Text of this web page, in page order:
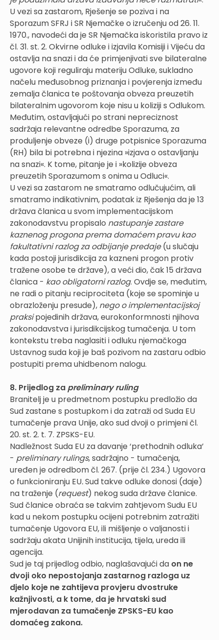
U vezi sa zastarom, Rješenje se poziva i na
Sporazum SFRJ i SR Njemačke o izručenju od 26. 11.
1970., navodeći da je SR Njemačka iskoristila pravo iz
čl. 31. st. 2. Okvirne odluke i izjavila Komisiji i Vijeću da
ostavlja na snazi i da će primjenjivati sve bilateralne
ugovore koji reguliraju materiju Odluke, sukladno
načelu međusobnog priznanja i povjerenja između
zemalja članica te poštovanja obveza preuzetih
bilateralnim ugovorom koje nisu u koliziji s Odlukom.
Međutim, ostavljajući po strani nepreciznost
sadržaja relevantne odredbe Sporazuma, za
produljenje obveze (i) druge potpisnice Sporazuma
(RH) bila bi potrebna i njezina »izjava o ostavljanju
na snazi«. K tome, pitanje je i »kolizije obveza
preuzetih Sporazumom s onima u Odluci«.
U vezi sa zastarom ne smatramo odlučujućim, ali
smatramo indikativnim, podatak iz Rješenja da je 13
država članica u svom implementacijskom
zakonodavstvu propisalo nastupanje zastare
kaznenog progona prema domaćem pravu kao
fakultativni razlog za odbijanje predaje(u slučaju
kada postoji jurisdikcija za kazneni progon protiv
tražene osobe te države), a veći dio, čak 15 država
članica - kao obligatorni razlog. Ovdje se, međutim,
ne radi o pitanju reciprociteta (koje se spominje u
obrazloženju presude), nego o implementacijskoj
praksipojedinih država, eurokonformnosti njihova
zakonodavstva i jurisdikcijskog tumačenja. U tom
kontekstu treba naglasiti i odluku njemačkoga
Ustavnog suda koji je baš pozivom na zastaru odbio
postupiti prema uhidbenom nalogu.
8. Prijedlog za preliminary ruling
Branitelj je u predmetnom postupku predložio da
Sud zastane s postupkom i da zatraži od Suda EU
tumačenje prava Unije, ako sud dvoji o primjeni čl.
20. st. 2. t. 7. ZPSKS-EU.
Nadležnost Suda EU za davanje ‘prethodnih odluka’
- preliminary rulings, sadržajno - tumačenja,
uređen je odredbom čl. 267. (prije čl. 234.) Ugovora
o funkcioniranju EU.Sud takve odluke donosi (daje)
na traženje (request) nekog suda države članice.
Sud članice obraća se takvim zahtjevom Sudu EU
kad u nekom postupku ocijeni potrebnim zatražiti
tumačenje Ugovora EU, ili mišljenje o valjanosti i
sadržaju akata Unijinih institucija, tijela, ureda ili
agencija.
Sud je taj prijedlog odbio, naglašavajući da on ne
dvoji oko nepostojanja zastarnog razloga uz
djelo koje ne zahtijeva provjeru dvostruke
kažnjivosti, a k tome, da je hrvatski sud
mjerodavan za tumačenje ZPSKS-EU kao
domaćeg zakona.